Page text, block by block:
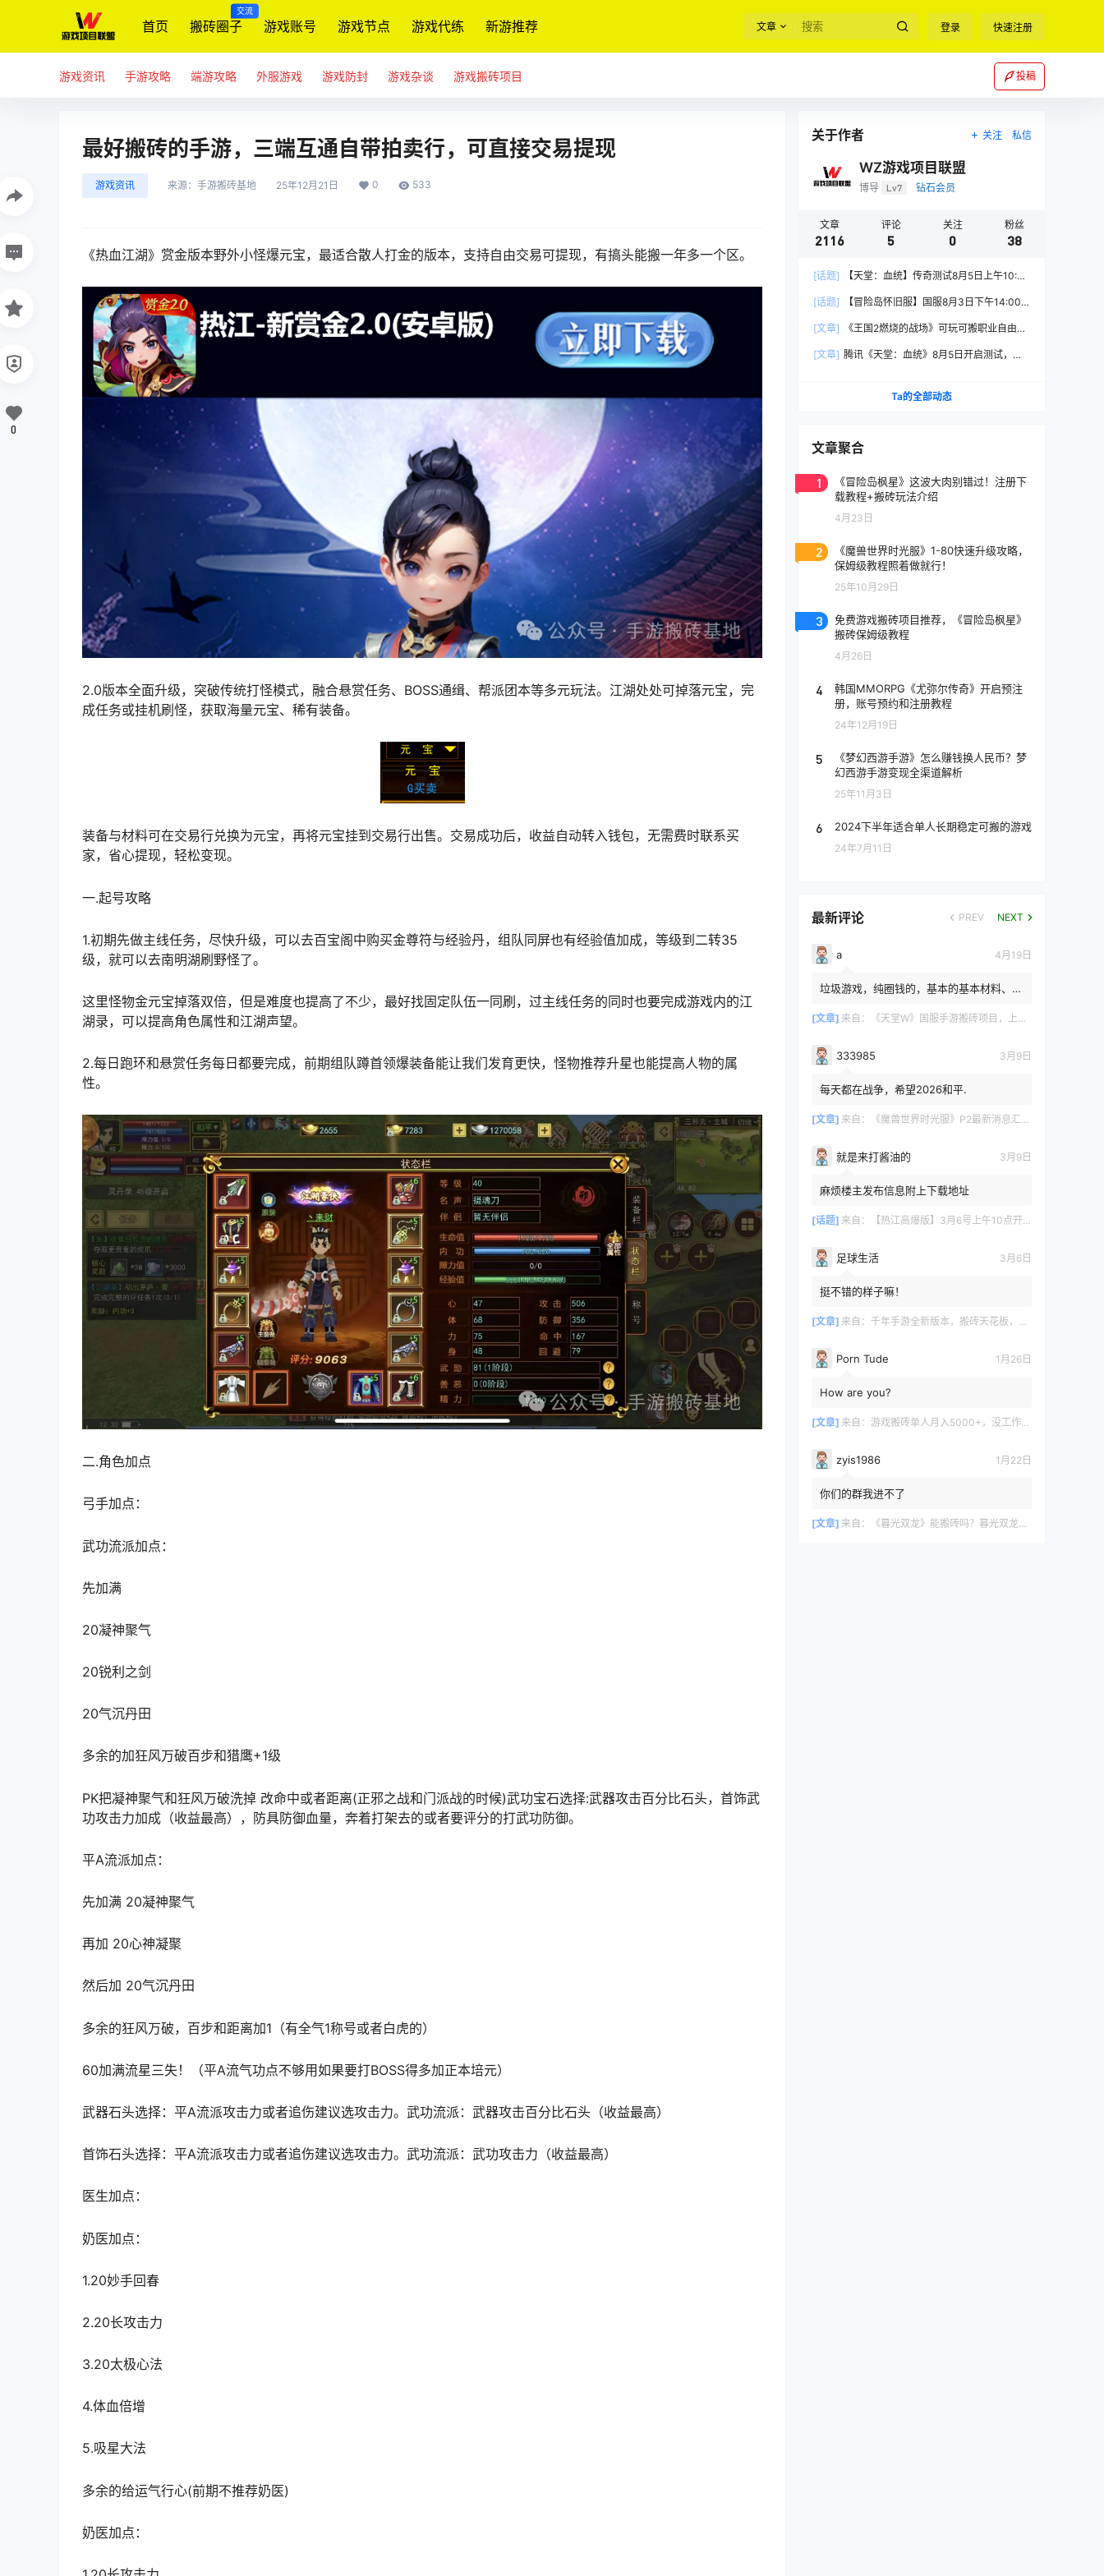
首页 搬砖圈子
交流
游戏账号 游戏节点 游戏代练 新游推荐 文章 登录 快速注册
游戏资讯 手游攻略 端游攻略 外服游戏 游戏防封 游戏杂谈 游戏搬砖项目 投稿
最好搬砖的手游，三端互通自带拍卖行，可直接交易提现
游戏资讯 来源： 手游搬砖基地 25年12月21日 0 533
《热血江湖》赏金版本野外小怪爆元宝， 最适合散人打金的版本，支持自由交易可提现，有搞头能搬一年多一个区。
2.0版本全面升级，突破传统打怪模式，融合悬赏任务、BOSS通缉、帮派团本等多元玩法。江湖处处可掉落元宝，完
成任务或挂机刷怪，获取海量元宝、稀有装备。
装备与材料可在交易行兑换为元宝， 再将元宝挂到交易行出售。 交易成功后，收益自动转入钱包，无需费时联系买
家，省心提现，轻松变现。
一.起号攻略
1.初期先做主线任务，尽快升级，可以去百宝阁中购买金尊符与经验丹，组队同屏也有经验值加成，等级到二转35
级，就可以去南明湖刷野怪了。
这里怪物金元宝掉落双倍，但是难度也提高了不少，最好找固定队伍一同刷，过主线任务的同时也要完成游戏内的江
湖录，可以提高角色属性和江湖声望。
2.每日跑环和悬赏任务每日都要完成，前期组队蹲首领爆装备能让我们发育更快，怪物推荐升星也能提高人物的属
性。
二.角色加点
弓手加点：
武功流派加点：
先加满
20凝神聚气
20锐利之剑
20气沉丹田
多余的加狂风万破百步和猎鹰+1级
PK把凝神聚气和狂风万破洗掉 改命中或者距离(正邪之战和门派战的时候)武功宝石选择:武器攻击百分比石头，首饰武
功攻击力加成（收益最高），防具防御血量，奔着打架去的或者要评分的打武功防御。
平A流派加点：
先加满 20凝神聚气
再加 20心神凝聚
然后加 20气沉丹田
多余的狂风万破，百步和距离加1（有全气1称号或者白虎的）
60加满流星三失！（平A流气功点不够用如果要打BOSS得多加正本培元）
武器石头选择：平A流派攻击力或者追伤建议选攻击力。武功流派：武器攻击百分比石头（收益最高）
首饰石头选择：平A流派攻击力或者追伤建议选攻击力。武功流派：武功攻击力（收益最高）
医生加点：
奶医加点：
1.20妙手回春
2.20长攻击力
3.20太极心法
4.体血倍增
5.吸星大法
多余的给运气行心(前期不推荐奶医)
奶医加点：
0
关于作者 关注 私信
WZ游戏项目联盟
博导 Lv7 钻石会员
文章
2116
评论
5
关注
0
粉丝
38
[话题]
【天堂：血统】传奇测试8月5日上午10:00
[话题]
【冒险岛怀旧服】国服8月3日下午14:00
[文章]
《王国2燃烧的战场》可玩可搬职业自由，
[文章] 腾讯《天堂：血统》8月5日开启测试，
Ta的全部动态
文章聚合
1
《冒险岛枫星》这波大肉别错过！注册下
载教程+搬砖玩法介绍
4月23日
2
《魔兽世界时光服》1-80快速升级攻略，
保姆级教程照着做就行！
25年10月29日
3
免费游戏搬砖项目推荐，《冒险岛枫星》
搬砖保姆级教程
4月26日
4
韩国MMORPG《尤弥尔传奇》开启预注
册，账号预约和注册教程
24年12月19日
5
《梦幻西游手游》怎么赚钱换人民币？梦
幻西游手游变现全渠道解析
25年11月3日
6 2024下半年适合单人长期稳定可搬的游戏
24年7月11日
最新评论 PREV NEXT
a 4月19日
垃圾游戏，纯圈钱的，基本的基本材料、白
浪费电费，就跟别说绿...
[文章] 来自： 《天堂W》国服手游搬砖项目，上手简单稳定吃肉，适合长期搬砖！
333985 3月9日
每天都在战争，希望2026和平.
[文章] 来自： 《魔兽世界时光服》P2最新消息汇总，九大硬核干货速报
就是来打酱油的 3月9日
麻烦楼主发布信息附上下载地址
[话题] 来自： 【热江高爆版】3月6号上午10点开服
足球生活 3月6日
挺不错的样子嘛！
[文章] 来自： 千年手游全新版本，搬砖天花板，闭着眼都能赚！
Porn Tude 1月26日
How are you?
[文章] 来自： 游戏搬砖单人月入5000+，没工作在家一个人就能做
zyis1986 1月22日
你们的群我进不了
[文章] 来自： 《暮光双龙》能搬砖吗？暮光双龙搬砖攻略教程